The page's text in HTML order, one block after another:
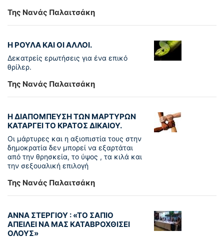
Της Νανάς Παλαιτσάκη
Η ΡΟΥΛΑ ΚΑΙ ΟΙ ΑΛΛΟΙ.
Δεκατρείς ερωτήσεις για ένα επικό
θρίλερ.
Της Νανάς Παλαιτσάκη
Η ΔΙΑΠΟΜΠΕΥΣΗ ΤΩΝ ΜΑΡΤΥΡΩΝ
ΚΑΤΑΡΓΕΙ ΤΟ ΚΡΑΤΟΣ ΔΙΚΑΙΟΥ.
Οι μάρτυρες και η αξιοπιστία τους στην
δημοκρατία δεν μπορεί να εξαρτάται
από την θρησκεία, το ύψος , τα κιλά και
την σεξουαλική επιλογή
Της Νανάς Παλαιτσάκη
ΑΝΝΑ ΣΤΕΡΓΙΟΥ : «ΤΟ ΣΑΠΙΟ
ΑΠΕΙΛΕΙ ΝΑ ΜΑΣ ΚΑΤΑΒΡΟΧΘΙΣΕΙ
ΟΛΟΥΣ»